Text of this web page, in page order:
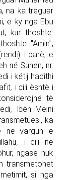
na ka treguar
e ky nga Ebu
kur thoshte:
"Amin",
i parë, e
në Sunen, nr.
i këtij hadithi
i cili është i
të
Ibën Meini
ka
në vargun e
i cili në
ngase nuk
transmetohet
si nga